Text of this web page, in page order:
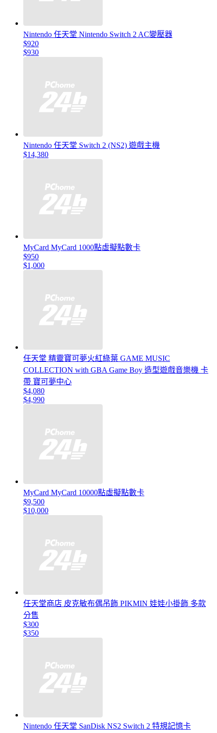
Nintendo 任天堂 Nintendo Switch 2 AC變壓器
$920
$930
Nintendo 任天堂 Switch 2 (NS2) 遊戲主機
$14,380
MyCard MyCard 1000點虛擬點數卡
$950
$1,000
任天堂 精靈寶可夢火紅綠葉 GAME MUSIC
COLLECTION with GBA Game Boy 造型遊戲音樂機 卡
帶 寶可夢中心
$4,080
$4,990
MyCard MyCard 10000點虛擬點數卡
$9,500
$10,000
任天堂商店 皮克敏布偶吊飾 PIKMIN 娃娃小掛飾 多款
分售
$300
$350
Nintendo 任天堂 SanDisk NS2 Switch 2 特規記憶卡